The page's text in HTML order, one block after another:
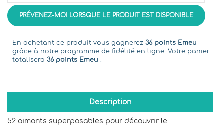
PRÉVENEZ-MOI LORSQUE LE PRODUIT EST DISPONIBLE
En achetant ce produit vous gagnerez 36 points Emeu
grâce à notre programme de fidélité en ligne. Votre panier
totalisera 36 points Emeu .
Description
52 aimants superposables pour découvrir le